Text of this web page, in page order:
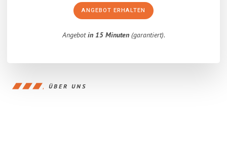
ANGEBOT ERHALTEN
Angebotin 15 Minuten(garantiert).
ÜBER UNS